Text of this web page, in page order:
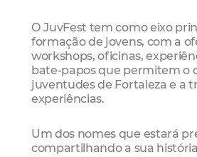
O JuvFest tem como eixo
formação de jovens, com a
workshops, oficinas,
bate-papos que permitem o
juventudes de Fortaleza e a
experiências.
Um dos nomes que estará
compartilhando a sua